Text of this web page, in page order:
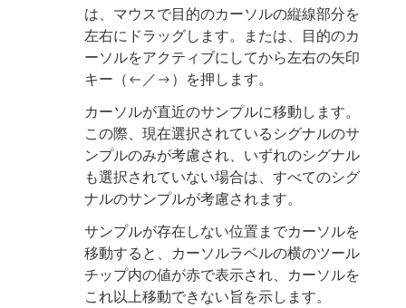
は、マウスで目的のカーソルの縦線部分を
左右にドラッグします。または、目的のカ
ーソルをアクティブにしてから左右の矢印
キー（← ／→）を押します。
カーソルが直近のサンプルに移動します。
この際、現在選択されているシグナルのサ
ンプルのみが考慮され、いずれのシグナル
も選択されていない場合は、すべてのシグ
ナルのサンプルが考慮されます。
サンプルが存在しない位置までカーソルを
移動すると、カーソルラベルの横のツール
チップ内の値が赤で表示され、カーソルを
これ以上移動できない旨を示します。